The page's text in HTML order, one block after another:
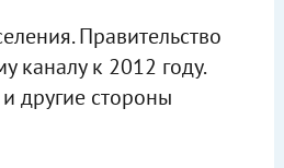
Правительство
каналу к 2012 году.
другие стороны